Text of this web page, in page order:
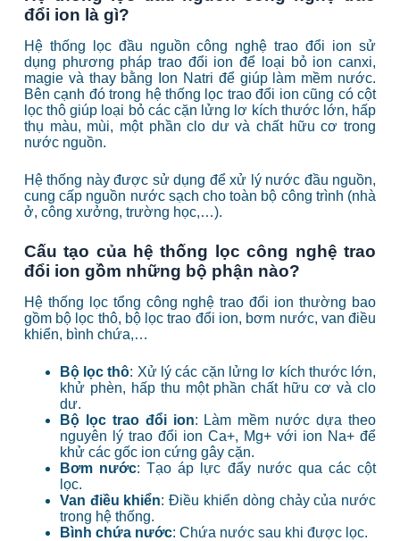
đổi ion là gì?
Hệ thống lọc đầu nguồn công nghệ trao đổi ion sử
dụng phương pháp trao đổi ion để loại bỏ ion canxi,
magie và thay bằng Ion Natri để giúp làm mềm nước.
Bên cạnh đó trong hệ thống lọc trao đổi ion cũng có cột
lọc thô giúp loại bỏ các cặn lửng lơ kích thước lớn, hấp
thụ màu, mùi, một phần clo dư và chất hữu cơ trong
nước nguồn.
Hệ thống này được sử dụng để xử lý nước đầu nguồn,
cung cấp nguồn nước sạch cho toàn bộ công trình (nhà
ở, công xưởng, trường học,…).
Cấu tạo của hệ thống lọc công nghệ trao
đổi ion gồm những bộ phận nào?
Hệ thống lọc tổng công nghệ trao đổi ion thường bao
gồm bộ lọc thô, bộ lọc trao đổi ion, bơm nước, van điều
khiển, bình chứa,…
Bộ lọc thô: Xử lý các cặn lửng lơ kích thước lớn,
khử phèn, hấp thu một phần chất hữu cơ và clo
dư.
Bộ lọc trao đổi ion: Làm mềm nước dựa theo
nguyên lý trao đổi ion Ca+, Mg+ với ion Na+ để
khử các gốc ion cứng gây cặn.
Bơm nước: Tạo áp lực đẩy nước qua các cột
lọc.
Van điều khiển: Điều khiển dòng chảy của nước
trong hệ thống.
Bình chứa nước: Chứa nước sau khi được lọc.